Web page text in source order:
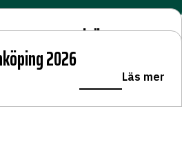
Läs mer
och öppna
Läs mer
2026
Läs mer